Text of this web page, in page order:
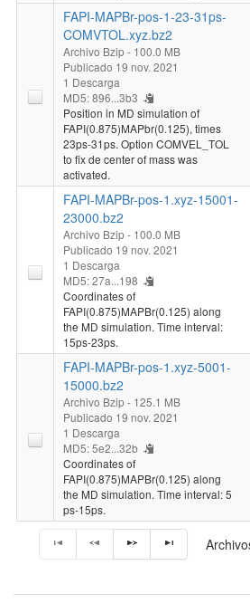
FAPI-MAPBr-pos-1-23-31ps-
COMVTOL.xyz.bz2
Archivo Bzip- 100.0 MB
Publicado 19 nov. 2021
1 Descarga
MD5: 896...3b3
Position in MD simulation of
FAPI(0.875)MAPbr(0.125), times
23ps-31ps. Option COMVEL_TOL
to fix de center of mass was
activated.
FAPI-MAPBr-pos-1.xyz-15001-
23000.bz2
Archivo Bzip- 100.0 MB
Publicado 19 nov. 2021
1 Descarga
MD5: 27a...198
Coordinates of
FAPI(0.875)MAPBr(0.125) along
the MD simulation. Time interval:
15ps-23ps.
FAPI-MAPBr-pos-1.xyz-5001-
15000.bz2
Archivo Bzip- 125.1 MB
Publicado 19 nov. 2021
1 Descarga
MD5: 5e2...32b
Coordinates of
FAPI(0.875)MAPBr(0.125) along
the MD simulation. Time interval: 5
ps-15ps.